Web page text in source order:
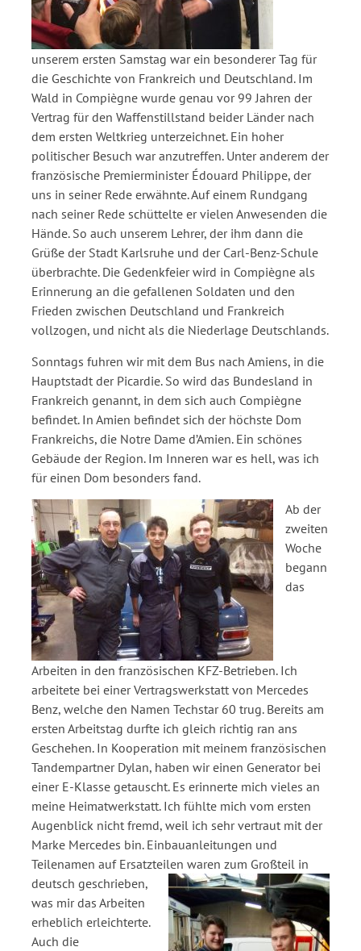
unserem ersten Samstag war ein besonderer Tag für
die Geschichte von Frankreich und Deutschland. Im
Wald in Compiègne wurde genau vor 99 Jahren der
Vertrag für den Waffenstillstand beider Länder nach
dem ersten Weltkrieg unterzeichnet. Ein hoher
politischer Besuch war anzutreffen. Unter anderem der
französische Premierminister Édouard Philippe, der
uns in seiner Rede erwähnte. Auf einem Rundgang
nach seiner Rede schüttelte er vielen Anwesenden die
Hände. So auch unserem Lehrer, der ihm dann die
Grüße der Stadt Karlsruhe und der Carl-Benz-Schule
überbrachte. Die Gedenkfeier wird in Compiègne als
Erinnerung an die gefallenen Soldaten und den
Frieden zwischen Deutschland und Frankreich
vollzogen, und nicht als die Niederlage Deutschlands.
Sonntags fuhren wir mit dem Bus nach Amiens, in die
Hauptstadt der Picardie. So wird das Bundesland in
Frankreich genannt, in dem sich auch Compiègne
befindet. In Amien befindet sich der höchste Dom
Frankreichs, die Notre Dame d’Amien. Ein schönes
Gebäude der Region. Im Inneren war es hell, was ich
für einen Dom besonders fand.
Ab der
zweiten
Woche
begann
das
Arbeiten in den französischen KFZ-Betrieben. Ich
arbeitete bei einer Vertragswerkstatt von Mercedes
Benz, welche den Namen Techstar 60 trug. Bereits am
ersten Arbeitstag durfte ich gleich richtig ran ans
Geschehen. In Kooperation mit meinem französischen
Tandempartner Dylan, haben wir einen Generator bei
einer E-Klasse getauscht. Es erinnerte mich vieles an
meine Heimatwerkstatt. Ich fühlte mich vom ersten
Augenblick nicht fremd, weil ich sehr vertraut mit der
Marke Mercedes bin. Einbauanleitungen und
Teilenamen auf Ersatzteilen waren zum Großteil in
deutsch geschrieben,
was mir das Arbeiten
erheblich erleichterte.
Auch die